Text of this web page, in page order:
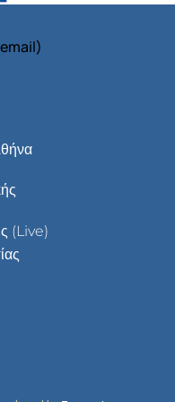
(Live)